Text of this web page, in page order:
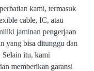
kami, termasuk
cable, IC, atau
jaminan pengerjaan
yang bisa ditunggu dan
Selain itu, kami
memberikan garansi